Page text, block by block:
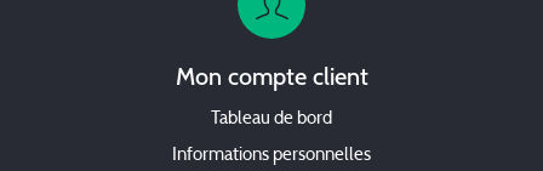
Mon compte client
Tableau de bord
Informations personnelles